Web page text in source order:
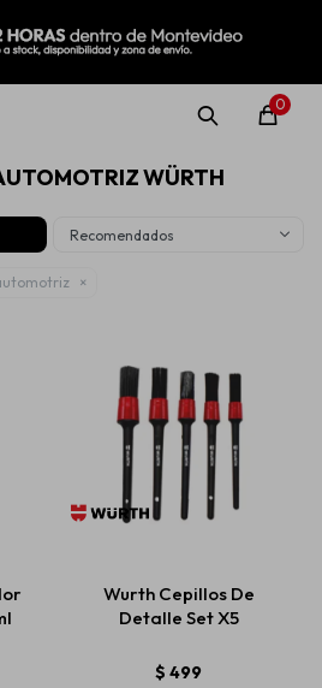
0
WÜRTH
Recomendados
Wurth Cepillos De
Detalle Set X5
$ 499
MI CUENTA
Rolling Repuestos